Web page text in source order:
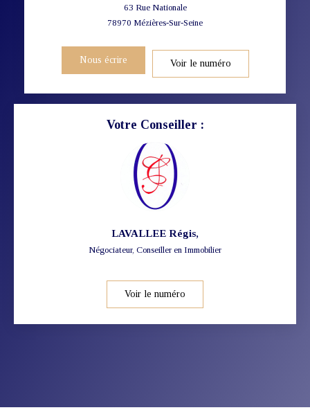
63 Rue Nationale
78970 Mézières-Sur-Seine
Nous écrire Voir le numéro
Votre Conseiller :
LAVALLEE Régis,
Négociateur, Conseiller en Immobilier
Voir le numéro